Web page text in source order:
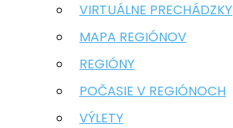
VIRTUÁLNE PRECHÁDZKY
MAPA REGIÓNOV
REGIÓNY
POČASIE V REGIÓNOCH
VÝLETY